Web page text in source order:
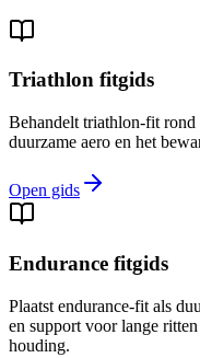
Triathlon fitgids
Behandelt triathlon-fit rond
duurzame aero en het
Open gids
Endurance fitgids
Plaatst endurance-fit als
en support voor lange
houding.